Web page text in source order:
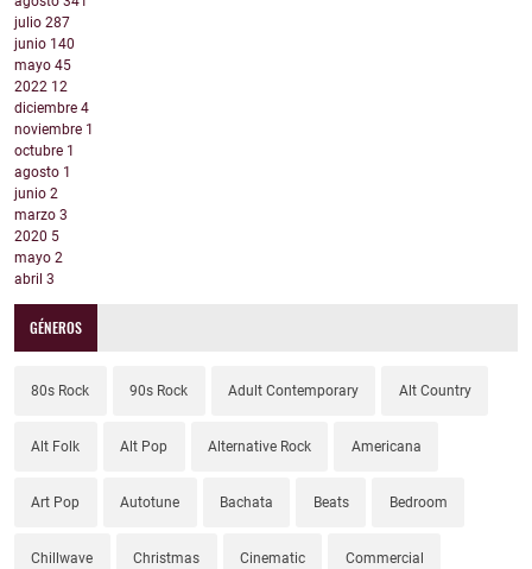
julio 287
junio 140
mayo 45
2022 12
diciembre 4
noviembre 1
octubre 1
agosto 1
junio 2
marzo 3
2020 5
mayo 2
abril 3
GÉNEROS
80s Rock 90s Rock Adult Contemporary Alt Country
Alt Folk Alt Pop Alternative Rock Americana
Art Pop Autotune Bachata Beats Bedroom
Chillwave Christmas Cinematic Commercial